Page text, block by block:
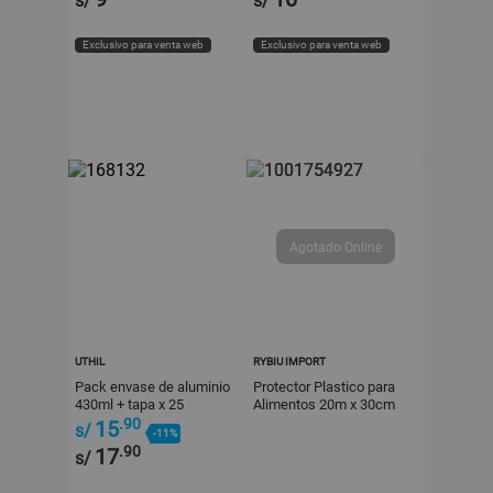
Exclusivo para venta web Exclusivo para venta web
UTHIL
Pack envase de aluminio
430ml + tapa x 25
unidades Uthil
s/ 15.90
-11%
s/ 17.90
RYBIU IMPORT
Protector Plastico para
Alimentos 20m x 30cm